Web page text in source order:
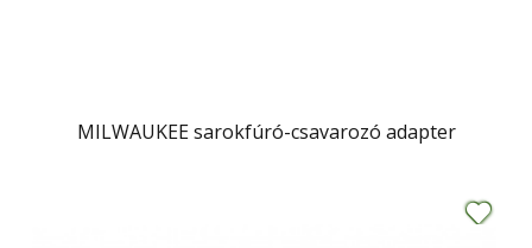
MILWAUKEE sarokfúró-csavarozó adapter